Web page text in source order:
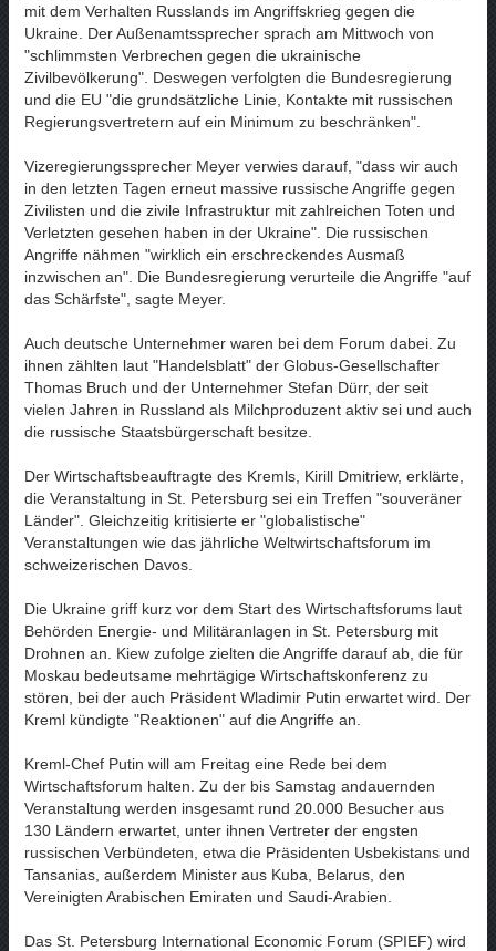
mit dem Verhalten Russlands im Angriffskrieg gegen die
Ukraine. Der Außenamtssprecher sprach am Mittwoch von
"schlimmsten Verbrechen gegen die ukrainische
Zivilbevölkerung". Deswegen verfolgten die Bundesregierung
und die EU "die grundsätzliche Linie, Kontakte mit russischen
Regierungsvertretern auf ein Minimum zu beschränken".
Vizeregierungssprecher Meyer verwies darauf, "dass wir auch
in den letzten Tagen erneut massive russische Angriffe gegen
Zivilisten und die zivile Infrastruktur mit zahlreichen Toten und
Verletzten gesehen haben in der Ukraine". Die russischen
Angriffe nähmen "wirklich ein erschreckendes Ausmaß
inzwischen an". Die Bundesregierung verurteile die Angriffe "auf
das Schärfste", sagte Meyer.
Auch deutsche Unternehmer waren bei dem Forum dabei. Zu
ihnen zählten laut "Handelsblatt" der Globus-Gesellschafter
Thomas Bruch und der Unternehmer Stefan Dürr, der seit
vielen Jahren in Russland als Milchproduzent aktiv sei und auch
die russische Staatsbürgerschaft besitze.
Der Wirtschaftsbeauftragte des Kremls, Kirill Dmitriew, erklärte,
die Veranstaltung in St. Petersburg sei ein Treffen "souveräner
Länder". Gleichzeitig kritisierte er "globalistische"
Veranstaltungen wie das jährliche Weltwirtschaftsforum im
schweizerischen Davos.
Die Ukraine griff kurz vor dem Start des Wirtschaftsforums laut
Behörden Energie- und Militäranlagen in St. Petersburg mit
Drohnen an. Kiew zufolge zielten die Angriffe darauf ab, die für
Moskau bedeutsame mehrtägige Wirtschaftskonferenz zu
stören, bei der auch Präsident Wladimir Putin erwartet wird. Der
Kreml kündigte "Reaktionen" auf die Angriffe an.
Kreml-Chef Putin will am Freitag eine Rede bei dem
Wirtschaftsforum halten. Zu der bis Samstag andauernden
Veranstaltung werden insgesamt rund 20.000 Besucher aus
130 Ländern erwartet, unter ihnen Vertreter der engsten
russischen Verbündeten, etwa die Präsidenten Usbekistans und
Tansanias, außerdem Minister aus Kuba, Belarus, den
Vereinigten Arabischen Emiraten und Saudi-Arabien.
Das St. Petersburg International Economic Forum (SPIEF) wird